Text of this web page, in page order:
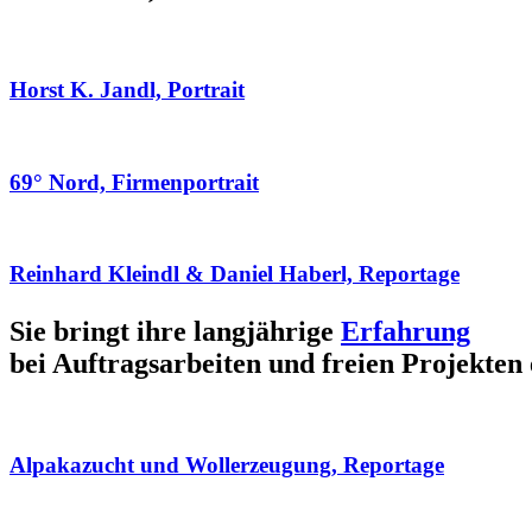
Horst K. Jandl, Portrait
69° Nord, Firmenportrait
Reinhard Kleindl & Daniel Haberl, Reportage
Sie bringt ihre langjährige Erfahrung
bei Auftragsarbeiten und freien Projekten
Alpakazucht und Wollerzeugung, Reportage